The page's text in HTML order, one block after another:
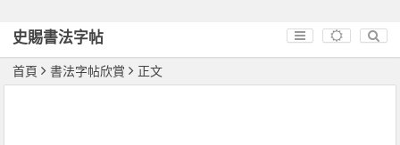
史賜書法字帖
首頁 書法字帖欣賞 正文